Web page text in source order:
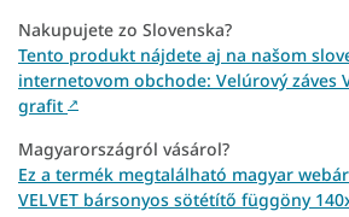
Nakupujete zo Slovenska?
Tento produkt nájdete aj na našom
internetovom obchode: Velúrový záves
grafit ↗
Magyarországról vásárol?
Ez a termék megtalálható magyar
VELVET bársonyos sötétítő függöny